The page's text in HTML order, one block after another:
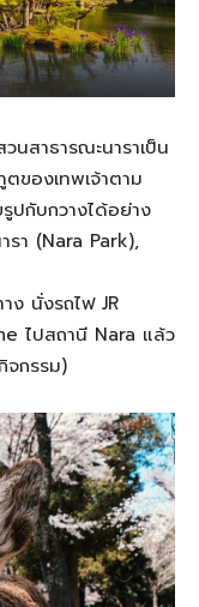
นสาธารณะนาราเป็น
ของเทพเจ้าตาม
ปกับกวางได้อย่าง
า (Nara Park),
ง นั่งรถไฟ JR
ไปสถานี Nara แล้ว
จกรรม)